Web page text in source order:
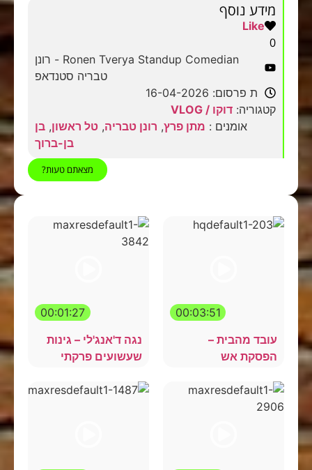
מידע נוסף
Like
0
Ronen Tverya Standup Comedian - רונן
טבריה סטנדאפ
ת פרסום: 16-04-2026
קטגוריה: דוקו / VLOG
אומנים : מתן פרץ, רונן טבריה, טל ראשון, בן
בן-ברוך
מצאתם טעות?
00:03:51
עובד מהבית –
הפסקת אש
00:01:27
נגה ד'אנג'לי – גינות
שעשועים פרקתי